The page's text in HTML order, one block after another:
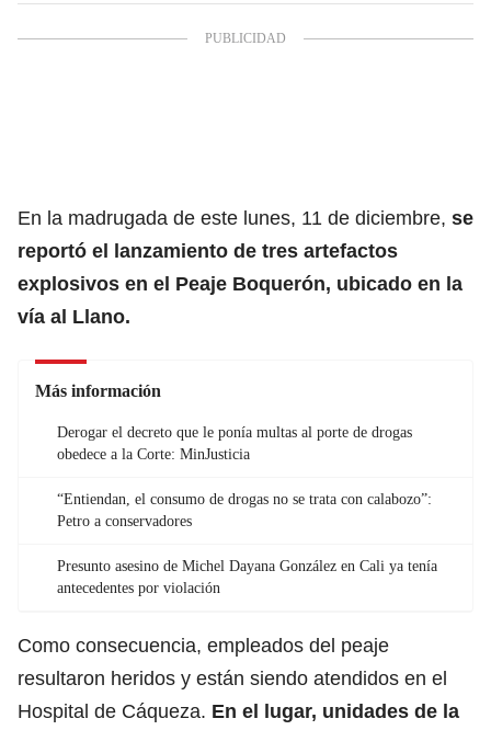
En la madrugada de este lunes, 11 de diciembre, se
reportó el lanzamiento de tres artefactos
explosivos en el Peaje Boquerón, ubicado en la
vía al Llano.
Más información
Derogar el decreto que le ponía multas al porte de drogas
obedece a la Corte: MinJusticia
“Entiendan, el consumo de drogas no se trata con calabozo”:
Petro a conservadores
Presunto asesino de Michel Dayana González en Cali ya tenía
antecedentes por violación
Como consecuencia, empleados del peaje
resultaron heridos y están siendo atendidos en el
Hospital de Cáqueza. En el lugar, unidades de la